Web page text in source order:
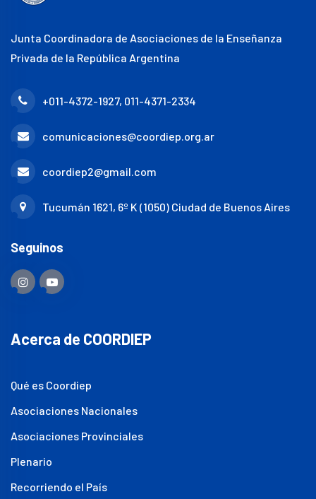
Junta Coordinadora de Asociaciones de la Enseñanza
Privada de la República Argentina
+011-4372-1927, 011-4371-2334
comunicaciones@coordiep.org.ar
coordiep2@gmail.com
Tucumán 1621, 6º K (1050) Ciudad de Buenos Aires
Seguinos
Acerca de COORDIEP
Qué es Coordiep
Asociaciones Nacionales
Asociaciones Provinciales
Plenario
Recorriendo el País